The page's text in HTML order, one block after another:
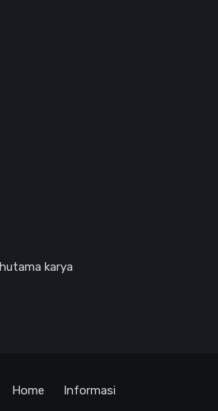
hutama karya
Home Informasi